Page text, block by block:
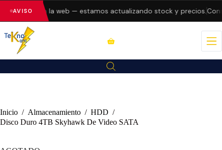
AVISO
errores en la web — estamos actualizando stock y precios.
Inicio / Almacenamiento / HDD /
Disco Duro 4TB Skyhawk De Video SATA